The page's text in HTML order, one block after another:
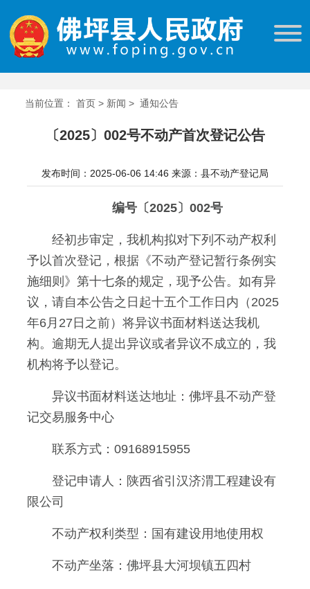
当前位置： 首页 > 新闻 > 通知公告
〔2025〕002号不动产首次登记公告
发布时间：2025-06-06 14:46 来源：县不动产登记局
编号〔2025〕002号
经初步审定，我机构拟对下列不动产权利
予以首次登记，根据《不动产登记暂行条例实
施细则》第十七条的规定，现予公告。如有异
议，请自本公告之日起十五个工作日内（2025
年6月27日之前）将异议书面材料送达我机
构。逾期无人提出异议或者异议不成立的，我
机构将予以登记。
异议书面材料送达地址：佛坪县不动产登
记交易服务中心
联系方式：09168915955
登记申请人：陕西省引汉济渭工程建设有
限公司
不动产权利类型：国有建设用地使用权
不动产坐落：佛坪县大河坝镇五四村